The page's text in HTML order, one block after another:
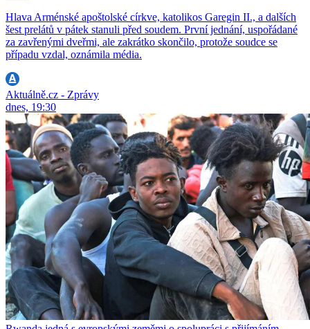
Hlava Arménské apoštolské církve, katolikos Garegin II., a dalších
šest prelátů v pátek stanuli před soudem. První jednání, uspořádané
za zavřenými dveřmi, ale zakrátko skončilo, protože soudce se
případu vzdal, oznámila média.
Aktuálně.cz - Zprávy
dnes, 19:30